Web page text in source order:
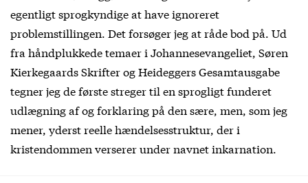
egentligt sprogkyndige at have ignoreret
problemstillingen. Det forsøger jeg at råde bod på. Ud
fra håndplukkede temaer i Johannesevangeliet, Søren
Kierkegaards Skrifter og Heideggers Gesamtausgabe
tegner jeg de første streger til en sprogligt funderet
udlægning af og forklaring på den sære, men, som jeg
mener, yderst reelle hændelsesstruktur, der i
kristendommen verserer under navnet inkarnation.